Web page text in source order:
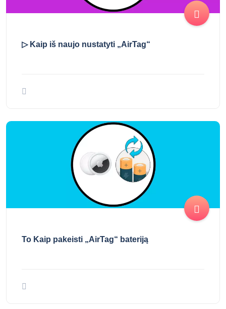
▷ Kaip iš naujo nustatyti „AirTag“